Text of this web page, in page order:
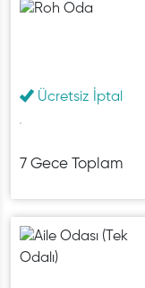
Ücretsiz İptal
7 Gece Toplam